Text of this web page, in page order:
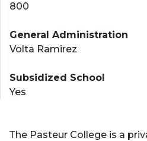
800
General Administration
Volta Ramirez
Subsidized School
Yes
The Pasteur College is a